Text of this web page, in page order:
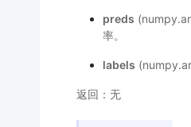
preds
率。
labels
返回：无